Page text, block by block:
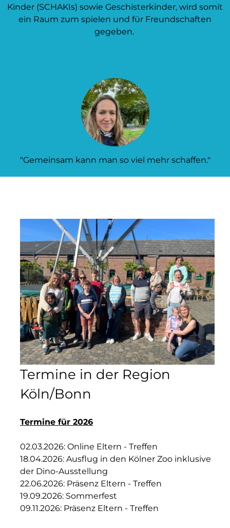
Kinder (SCHAKIs) sowie Geschisterkinder, wird somit
ein Raum zum spielen und für Freundschaften
gegeben.
"Gemeinsam kann man so viel mehr schaffen."
Termine in der Region
Köln/Bonn
Termine für 2026
02.03.2026: Online Eltern - Treffen
18.04.2026: Ausflug in den Kölner Zoo inklusive
der Dino-Ausstellung
22.06.2026: Präsenz Eltern - Treffen
19.09.2026: Sommerfest
09.11.2026: Präsenz Eltern - Treffen